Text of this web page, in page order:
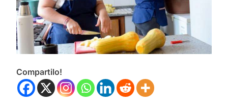
Compartilo!